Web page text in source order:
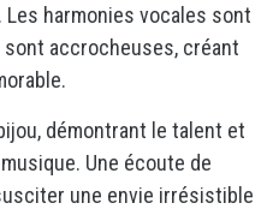
harmonies vocales sont
accrocheuses, créant
démontrant le talent et
Une écoute de
une envie irrésistible